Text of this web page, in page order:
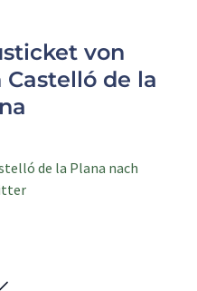
von
de la
de la Plana nach